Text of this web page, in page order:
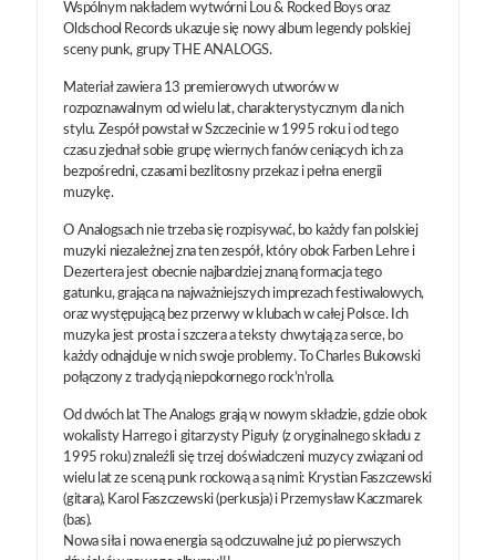
Wspólnym nakładem wytwórni Lou & Rocked Boys oraz
Oldschool Records ukazuje się nowy album legendy polskiej
sceny punk, grupy THE ANALOGS.
Materiał zawiera 13 premierowych utworów w
rozpoznawalnym od wielu lat, charakterystycznym dla nich
stylu. Zespół powstał w Szczecinie w 1995 roku i od tego
czasu zjednał sobie grupę wiernych fanów ceniących ich za
bezpośredni, czasami bezlitosny przekaz i pełna energii
muzykę.
O Analogsach nie trzeba się rozpisywać, bo każdy fan polskiej
muzyki niezależnej zna ten zespół, który obok Farben Lehre i
Dezertera jest obecnie najbardziej znaną formacja tego
gatunku, grająca na najważniejszych imprezach festiwalowych,
oraz występującą bez przerwy w klubach w całej Polsce. Ich
muzyka jest prosta i szczera a teksty chwytają za serce, bo
każdy odnajduje w nich swoje problemy. To Charles Bukowski
połączony z tradycją niepokornego rock’n’rolla.
Od dwóch lat The Analogs grają w nowym składzie, gdzie obok
wokalisty Harrego i gitarzysty Piguły (z oryginalnego składu z
1995 roku) znaleźli się trzej doświadczeni muzycy związani od
wielu lat ze sceną punk rockową a są nimi: Krystian Faszczewski
(gitara), Karol Faszczewski (perkusja) i Przemysław Kaczmarek
(bas).
Nowa siła i nowa energia są odczuwalne już po pierwszych